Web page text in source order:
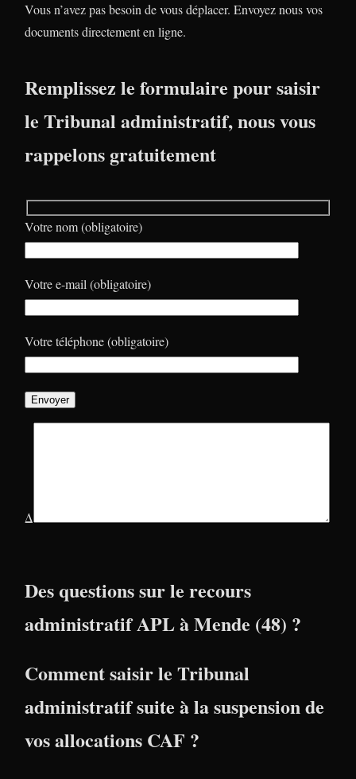
Vous n’avez pas besoin de vous déplacer. Envoyez nous vos
documents directement en ligne.
Remplissez le formulaire pour saisir
le Tribunal administratif, nous vous
rappelons gratuitement
Votre nom (obligatoire)
Votre e-mail (obligatoire)
Votre téléphone (obligatoire)
Δ
Des questions sur le recours
administratif APL à Mende (48) ?
Comment saisir le Tribunal
administratif suite à la suspension de
vos allocations CAF ?